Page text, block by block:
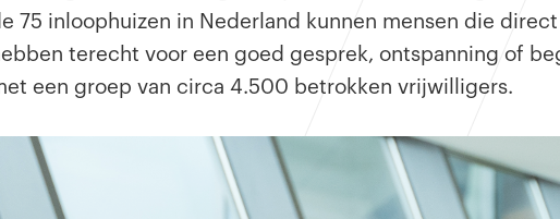
75 inloophuizen in Nederland kunnen mensen die
terecht voor een goed gesprek, ontspanning of
een groep van circa 4.500 betrokken vrijwilligers.